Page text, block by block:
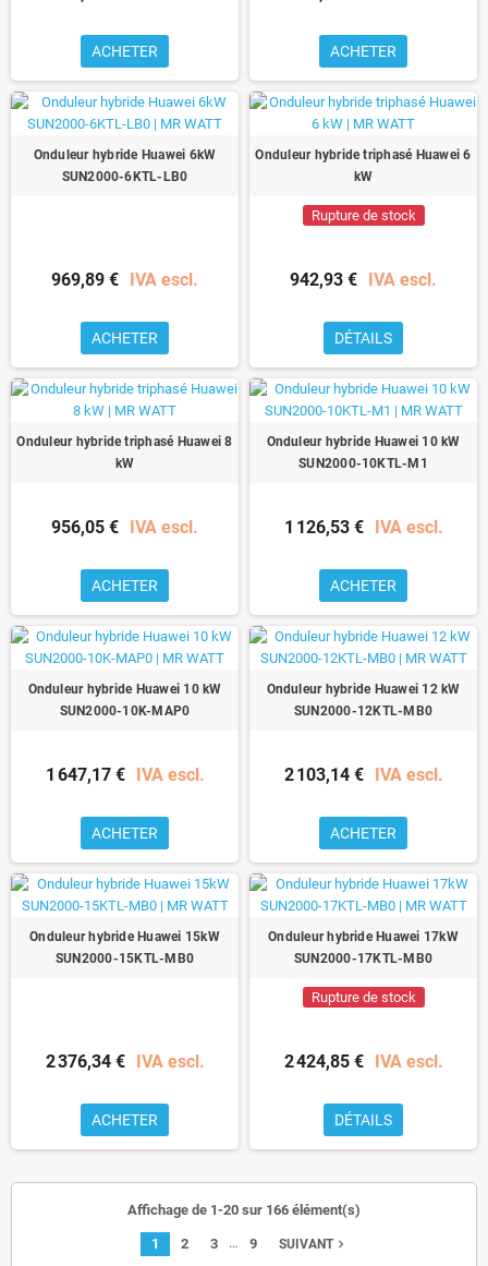
ACHETER ACHETER
Onduleur hybride Huawei 6kW
SUN2000-6KTL-LB0
969,89 € IVA escl.
ACHETER
Onduleur hybride triphasé Huawei 6
kW
Rupture de stock
942,93 € IVA escl.
DÉTAILS
Onduleur hybride triphasé Huawei 8
kW
956,05 € IVA escl.
ACHETER
Onduleur hybride Huawei 10 kW
SUN2000-10KTL-M1
1 126,53 € IVA escl.
ACHETER
Onduleur hybride Huawei 10 kW
SUN2000-10K-MAP0
1 647,17 € IVA escl.
ACHETER
Onduleur hybride Huawei 12 kW
SUN2000-12KTL-MB0
2 103,14 € IVA escl.
ACHETER
Onduleur hybride Huawei 15kW
SUN2000-15KTL-MB0
2 376,34 € IVA escl.
ACHETER
Onduleur hybride Huawei 17kW
SUN2000-17KTL-MB0
Rupture de stock
2 424,85 € IVA escl.
DÉTAILS
Affichage de 1-20 sur 166 élément(s)
1 2 3 … 9 SUIVANTnavigate_next